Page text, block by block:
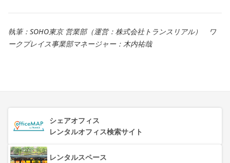
執筆：SOHO東京 営業部（運営：株式会社トランスリアル） ワ
ークプレイス事業部マネージャー：木内祐哉
シェアオフィス
レンタルオフィス検索サイト
レンタルスペース